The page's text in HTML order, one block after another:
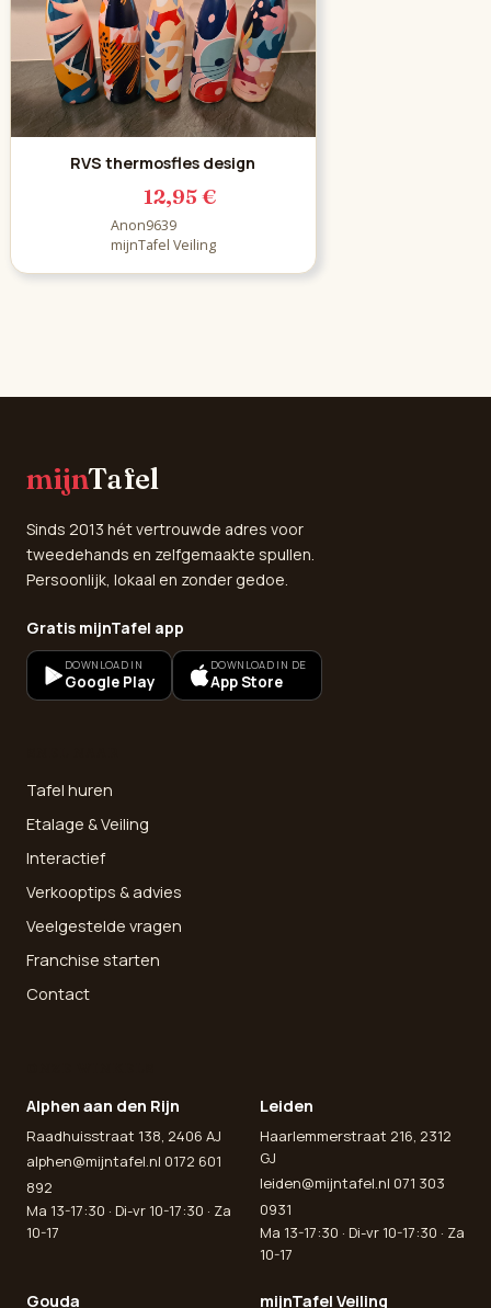
RVS thermosfles design
12,95 €
Anon9639
mijnTafel Veiling
mijnTafel
Sinds 2013 hét vertrouwde adres voor
tweedehands en zelfgemaakte spullen.
Persoonlijk, lokaal en zonder gedoe.
Gratis mijnTafel app
DOWNLOAD IN
Google Play
DOWNLOAD IN DE
App Store
Tafel huren
Etalage & Veiling
Interactief
Verkooptips & advies
Veelgestelde vragen
Franchise starten
Contact
Alphen aan den Rijn
Raadhuisstraat 138, 2406 AJ
alphen@mijntafel.nl 0172 601
892
Ma 13-17:30 · Di-vr 10-17:30 · Za
10-17
Leiden
Haarlemmerstraat 216, 2312
GJ
leiden@mijntafel.nl 071 303
0931
Ma 13-17:30 · Di-vr 10-17:30 · Za
10-17
Gouda mijnTafel Veiling